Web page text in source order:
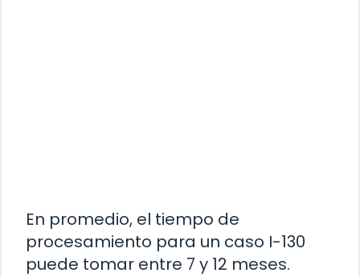
En promedio, el tiempo de
procesamiento para un caso I-130
puede tomar entre 7 y 12 meses.